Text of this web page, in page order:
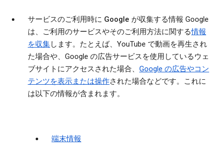
サービスのご利用時に Google が収集する情報 Google
は、ご利用のサービスやそのご利用方法に関する情報
を収集します。たとえば、YouTube で動画を再生され
た場合や、Google の広告サービスを使用しているウェ
ブサイトにアクセスされた場合、 Google の広告やコン
テンツを表示または操作された場合などです。これに
は以下の情報が含まれます。
端末情報